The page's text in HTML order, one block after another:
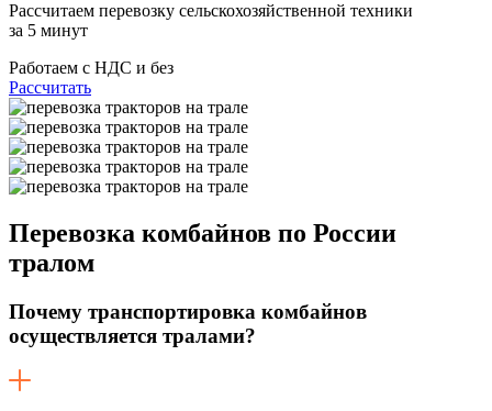
Рассчитаем перевозку сельскохозяйственной техники
за 5 минут
Работаем с НДС и без
Рассчитать
Перевозка комбайнов по России
тралом
Почему транспортировка комбайнов
осуществляется тралами?